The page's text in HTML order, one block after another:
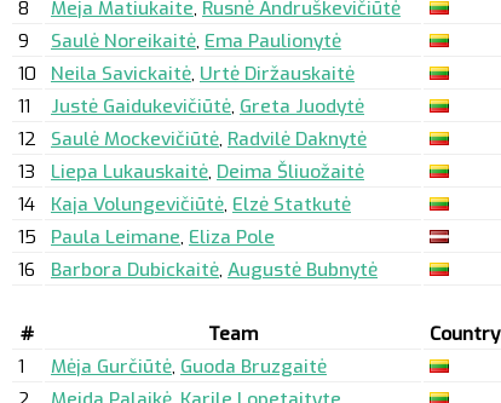
8
Meja Matiukaite, Rusnė Andruškevičiūtė
9
Saulė Noreikaitė, Ema Paulionytė
10
Neila Savickaitė, Urtė Diržauskaitė
11
Justė Gaidukevičiūtė, Greta Juodytė
12
Saulė Mockevičiūtė, Radvilė Daknytė
13
Liepa Lukauskaitė, Deima Šliuožaitė
14
Kaja Volungevičiūtė, Elzė Statkutė
15
Paula Leimane, Eliza Pole
16
Barbora Dubickaitė, Augustė Bubnytė
# Team Country
1
Mėja Gurčiūtė, Guoda Bruzgaitė